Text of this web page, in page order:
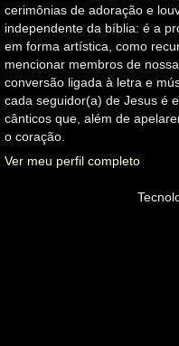
cerimônias de adoração e
independente da bíblia: é a
em forma artística, como
mencionar membros de
conversão ligada à letra e
cada seguidor(a) de Jesus é
cânticos que, além de
o coração.
Ver meu perfil completo